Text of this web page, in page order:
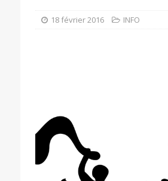
18 février 2016 INFO